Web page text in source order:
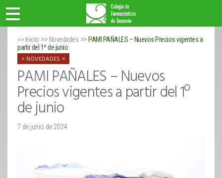
>> Inicio >> Novedades >> PAMI PAÑALES – Nuevos Precios vigentes a
partir del 1º de junio
NOVEDADES
PAMI PAÑALES – Nuevos
Precios vigentes a partir del 1º
de junio
7 de junio de 2024